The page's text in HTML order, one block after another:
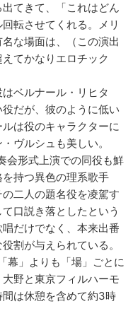
てきて、「これはどん
転させてくれる。メリ
な場面は、（この演出
てかなりエロチック
ベルナール・リヒタ
だが、彼のように低い
は役のキャラクターに
ヴルシュも美しい。
会形式上演での同役も鮮
持つ異色の理系歌手
二人の題名役を凌駕す
口説き落としたという
だけでなく、本来出番
割が与えられている。
幕」よりも「場」ごとに
野と東京フィルハーモ
は休憩を含めて約3時